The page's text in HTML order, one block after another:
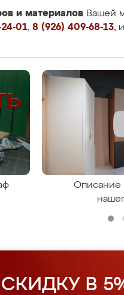
и материалов Вашей
01, 8 (926) 409-68-13,
Описание
В